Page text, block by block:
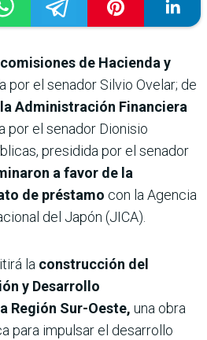
comisiones de Hacienda y
por el senador Silvio Ovelar; de
Administración Financiera
por el senador Dionisio
presidida por el senador
a favor de la
de préstamo con la Agencia
del Japón (JICA).
la construcción del
y Desarrollo
Región Sur-Oeste, una obra
para impulsar el desarrollo